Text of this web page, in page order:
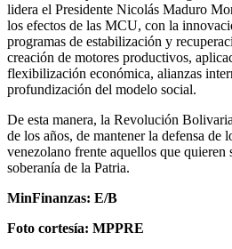
lidera el Presidente Nicolás Maduro
los efectos de las MCU, con la
programas de estabilización y
creación de motores productivos,
flexibilización económica, alianzas
profundización del modelo social.
De esta manera, la Revolución
de los años, de mantener la defensa de
venezolano frente aquellos que quieren
soberanía de la Patria.
MinFinanzas: E/B
Foto cortesía: MPPRE